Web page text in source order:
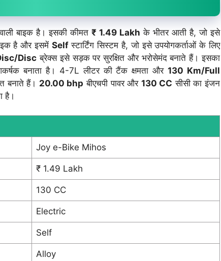
बाइक है। इसकी कीमत ₹ 1.49 Lakh के भीतर आती है, जो इसे
है और इसमें Selfस्टार्टिंग सिस्टम है, जो इसे उपयोगकर्ताओं के लिए
Disc ब्रेक्स इसे सड़क पर सुरक्षित और भरोसेमंद बनाते हैं। इसका
बनाता है। 4-7L लीटर की टैंक क्षमता और130 Km/Full
बनाते हैं। 20.00 bhp बीएचपी पावर और 130 CC सीसी का इंजन
है।
Joy e-Bike Mihos
₹ 1.49 Lakh
130 CC
Electric
Self
Alloy